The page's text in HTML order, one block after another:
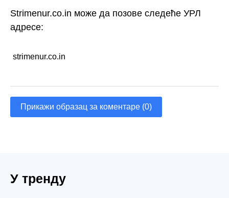
Strimenur.co.in може да позове следеће УРЛ
адресе:
strimenur.co.in
Прикажи образац за коментаре (0)
У тренду